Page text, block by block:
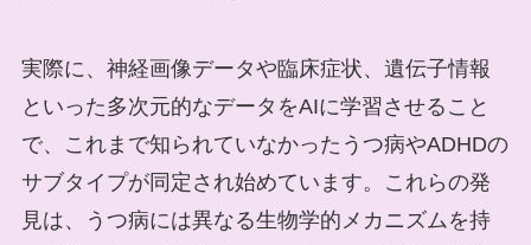
実際に、神経画像データや臨床症状、遺伝子情報
といった多次元的なデータをAIに学習させること
で、これまで知られていなかったうつ病やADHDの
サブタイプが同定され始めています。これらの発
見は、うつ病には異なる生物学的メカニズムを持